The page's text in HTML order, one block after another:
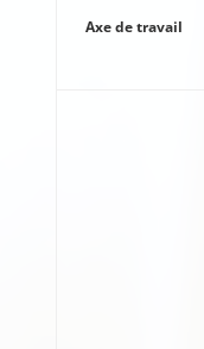
Axe de travail